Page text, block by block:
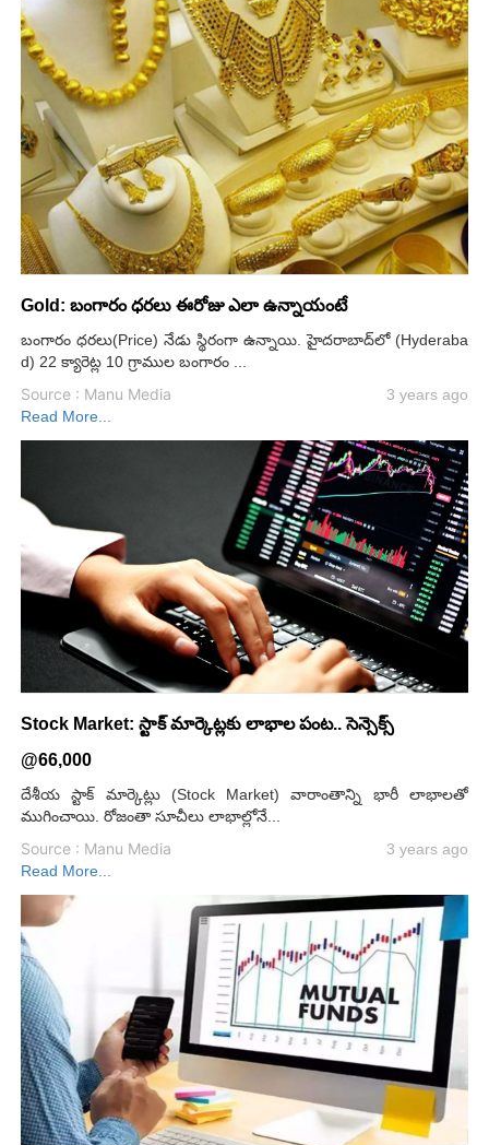
Gold: బంగారం ధరలు ఈరోజు ఎలా ఉన్నాయంటే
బంగారం ధరలు(Price) నేడు స్థిరంగా ఉన్నాయి. హైదరాబాద్‌లో (Hyderaba
d) 22 క్యారెట్ల 10 గ్రాముల బంగారం ...
Source : Manu Media
3 years ago
Read More...
Stock Market: స్టాక్ మార్కెట్లకు లాభాల పంట.. సెన్సెక్స్
@66,000
దేశీయ స్టాక్ మార్కెట్లు (Stock Market) వారాంతాన్ని భారీ లాభాలతో
ముగించాయి. రోజంతా సూచీలు లాభాల్లోనే...
Source : Manu Media
3 years ago
Read More...